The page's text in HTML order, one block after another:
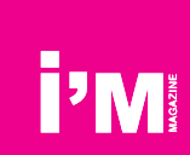
contenuto